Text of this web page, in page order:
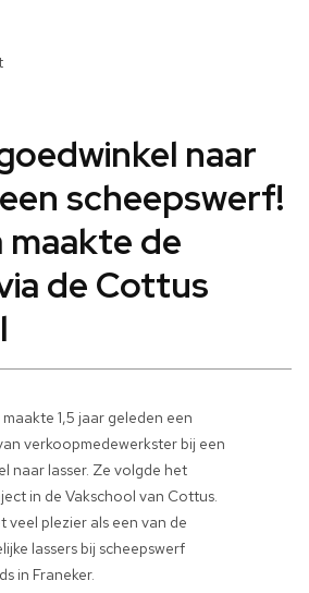
naar
scheepswerf!
maakte de
de Cottus
1,5 jaar geleden een
verkoopmedewerkster bij een
naar lasser. Ze volgde het
in de Vakschool van Cottus.
veel plezier als een van de
lassers bij scheepswerf
in Franeker.